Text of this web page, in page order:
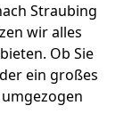
Straubing
wir alles
Ob Sie
ein großes